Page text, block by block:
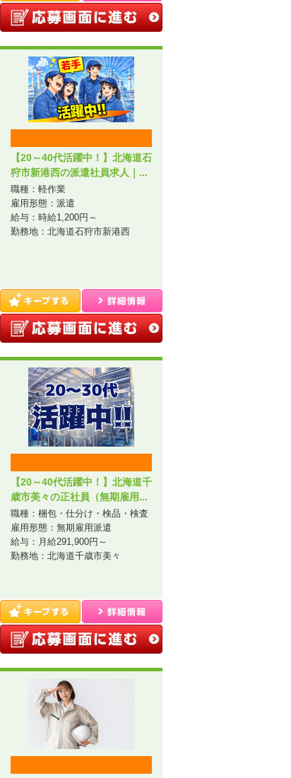
【20～40代活躍中！】北海道石
狩市新港西の派遣社員求人｜...
職種：軽作業
雇用形態：派遣
給与：時給1,200円～
勤務地：北海道石狩市新港西
【20～40代活躍中！】北海道千
歳市美々の正社員（無期雇用...
職種：梱包・仕分け・検品・検査
雇用形態：無期雇用派遣
給与：月給291,900円～
勤務地：北海道千歳市美々